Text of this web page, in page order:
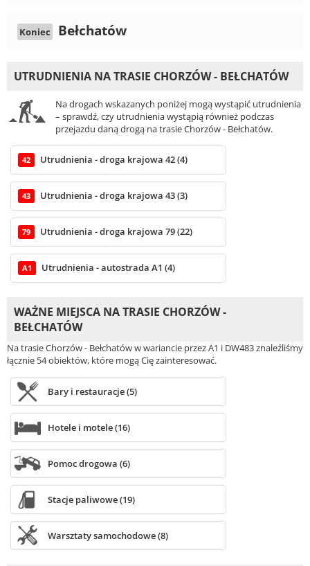
Koniec Bełchatów
UTRUDNIENIA NA TRASIE CHORZÓW - BEŁCHATÓW
Na drogach wskazanych poniżej mogą wystąpić utrudnienia
– sprawdź, czy utrudnienia wystąpią również podczas
przejazdu daną drogą na trasie Chorzów - Bełchatów.
42 Utrudnienia - droga krajowa 42 (4)
43 Utrudnienia - droga krajowa 43 (3)
79 Utrudnienia - droga krajowa 79 (22)
A1 Utrudnienia - autostrada A1 (4)
WAŻNE MIEJSCA NA TRASIE CHORZÓW -
BEŁCHATÓW
Na trasie Chorzów - Bełchatów w wariancie przez A1 i DW483 znaleźliśmy
łącznie 54 obiektów, które mogą Cię zainteresować.
Bary i restauracje (5)
Hotele i motele (16)
Pomoc drogowa (6)
Stacje paliwowe (19)
Warsztaty samochodowe (8)